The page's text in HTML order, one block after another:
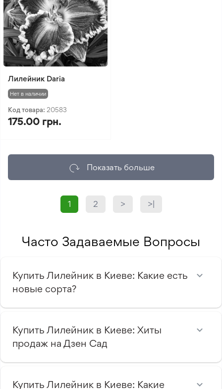
Лилейник Daria
Нет в наличии
Код товара: 20583
175.00 грн.
Показать больше
1 2 > >|
Часто Задаваемые Вопросы
Купить Лилейник в Киеве: Какие есть
новые сорта?
Купить Лилейник в Киеве: Хиты
продаж на Дзен Сад
Купить Лилейник в Киеве: Какие